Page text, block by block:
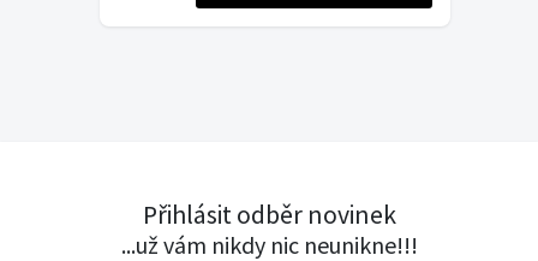
Přihlásit odběr novinek
...už vám nikdy nic neunikne!!!